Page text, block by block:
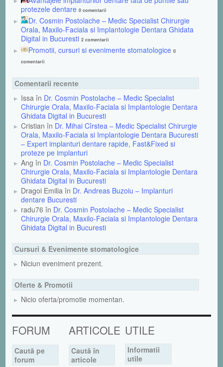
protezele dentare 0 comentarii
Dr. Cosmin Postolache – Medic Specialist Chirurgie
Orala, Maxilo-Faciala si Implantologie Dentara Ghidata
Digital in Bucuresti 2 comentarii
Promotii, cursuri si evenimente stomatologice 0
comentarii
Comentarii recente
Issa în Dr. Cosmin Postolache – Medic Specialist
Chirurgie Orala, Maxilo-Faciala si Implantologie Dentara
Ghidata Digital in Bucuresti
Cristian în Dr. Mihai Cîrstea – Medic Specialist Chirurgie
Orala, Maxilo-Faciala si Implantologie Dentara Bucuresti
– Expert implanturi dentare rapide, Fast&Fixed si
proteze pe implanturi
Ang în Dr. Cosmin Postolache – Medic Specialist
Chirurgie Orala, Maxilo-Faciala si Implantologie Dentara
Ghidata Digital in Bucuresti
Dragoi Emilia în Dr. Andreas Buzoiu – Implanturi
dentare Bucuresti
radu76 în Dr. Cosmin Postolache – Medic Specialist
Chirurgie Orala, Maxilo-Faciala si Implantologie Dentara
Ghidata Digital in Bucuresti
Cursuri & Evenimente stomatologice
Niciun eveniment prezent.
Oferte & Promotii
Nicio oferta/promotie momentan.
FORUM
Caută pe
forum
ARTICOLE
Caută în
articole
UTILE
Informatii
utile